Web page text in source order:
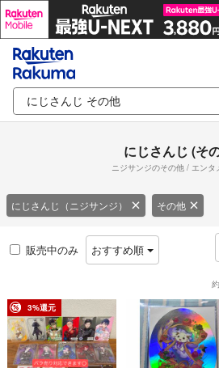
にじさんじ (そ
ニジサンジのその他 / エンタ
にじさんじ（ニジサンジ） その他
販売中のみ おすすめ順
3%還元